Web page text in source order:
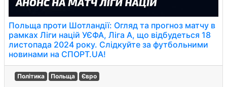
Польща проти Шотландії: Огляд та прогноз матчу в
рамках Ліги націй УЄФА, Ліга A, що відбудеться 18
листопада 2024 року. Слідкуйте за футбольними
новинами на СПОРТ.UA!
Політика Польща Євро